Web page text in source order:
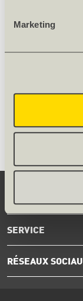
Marketing
uniquem.
l'original.
SERVICE
RÉSEAUX